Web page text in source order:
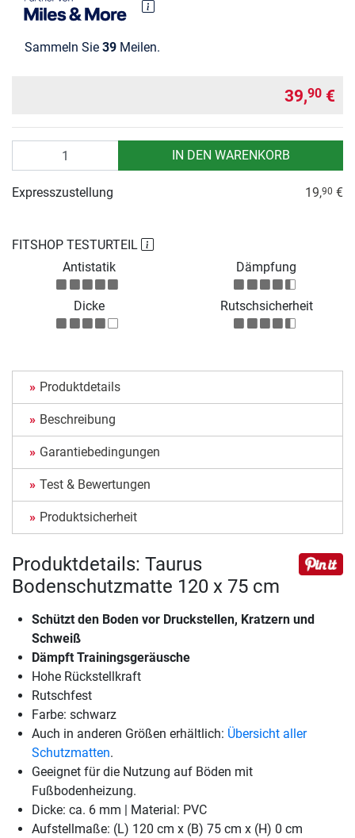
Sammeln Sie 39 Meilen.
39,90 €
IN DEN WARENKORB
FITSHOP TESTURTEIL
Antistatik
Dämpfung
Dicke Rutschsicherheit
Expresszustellung 19,90 €
Produktdetails
Beschreibung
Garantiebedingungen
Test & Bewertungen
Produktsicherheit
Produktdetails: Taurus
Bodenschutzmatte 120 x 75 cm
Schützt den Boden vor Druckstellen, Kratzern und
Schweiß
Dämpft Trainingsgeräusche
Hohe Rückstellkraft
Rutschfest
Farbe: schwarz
Auch in anderen Größen erhältlich: Übersicht aller
Schutzmatten.
Geeignet für die Nutzung auf Böden mit
Fußbodenheizung.
Dicke: ca. 6 mm | Material: PVC
Aufstellmaße: (L) 120 cm x (B) 75 cm x (H) 0 cm